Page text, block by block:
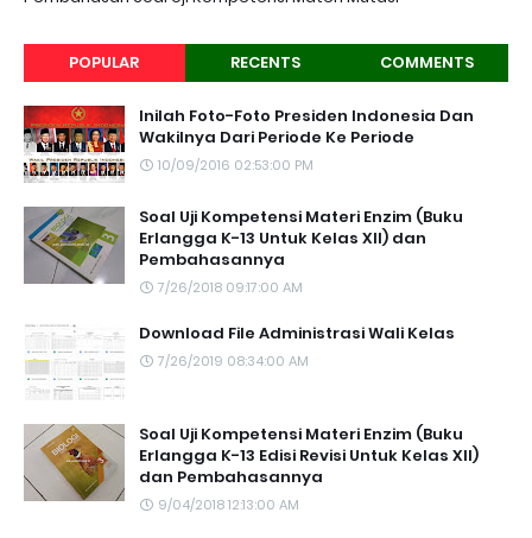
POPULAR RECENTS COMMENTS
Inilah Foto-Foto Presiden Indonesia Dan
Wakilnya Dari Periode Ke Periode
10/09/2016 02:53:00 PM
Soal Uji Kompetensi Materi Enzim (Buku
Erlangga K-13 Untuk Kelas XII) dan
Pembahasannya
7/26/2018 09:17:00 AM
Download File Administrasi Wali Kelas
7/26/2019 08:34:00 AM
Soal Uji Kompetensi Materi Enzim (Buku
Erlangga K-13 Edisi Revisi Untuk Kelas XII)
dan Pembahasannya
9/04/2018 12:13:00 AM